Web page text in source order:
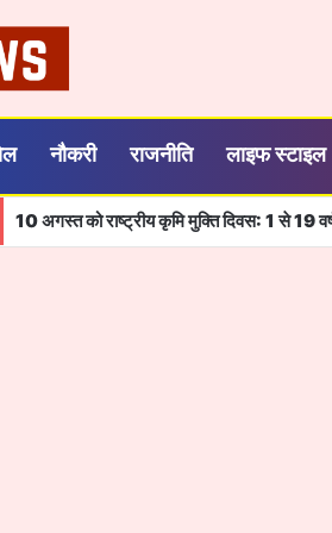
नौकरी राजनीति लाइफ स्टाइल
10 अगस्त को राष्ट्रीय कृमि मुक्ति दिवस: 1 से 19